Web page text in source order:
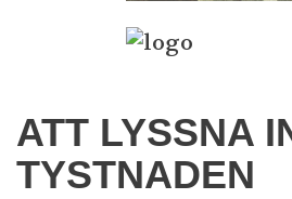
ATT LYSSNA
TYSTNADEN